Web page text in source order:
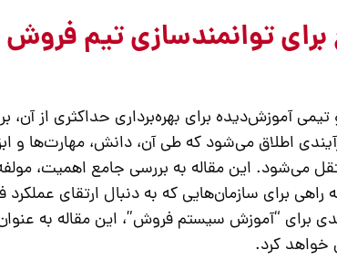
توانمندسازی تیم
آموزش‌دیده برای بهره‌برداری حداکثری از آن،
اطلاق می‌شود که طی آن، دانش، مهارت‌ها و
می‌شود. این مقاله به بررسی جامع اهمیت،
راهی برای سازمان‌هایی که به دنبال ارتقای
ارائه می‌دهد. با تمرکز بر چگالی کلمه کلیدی 1.5 درصدی برای “آموزش سیستم فروش”، این مقاله
خواهد کرد.